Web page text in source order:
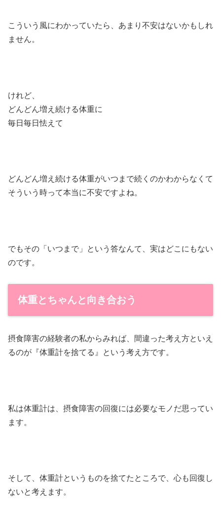
こういう風にわかっていたら、あまり不安はないかもしれ
ません。
けれど、
どんどん増え続ける体重に
毎日毎日怯えて
どんどん増え続ける体重がいつまで続くのかわからなくて
そういう時って本当に不安ですよね。
でもその「いつまで」という答なんて、実はどこにもない
のです。
体重とちゃんと向き合おう
摂食障害の経験者の私からみれば、間違った考え方といえ
るのが『体重計を捨てる』という考え方です。
私は体重計は、摂食障害の回復には必要なモノだ思ってい
ます。
そして、体重計というものを捨てたところで、心も回復し
ないと考えます。